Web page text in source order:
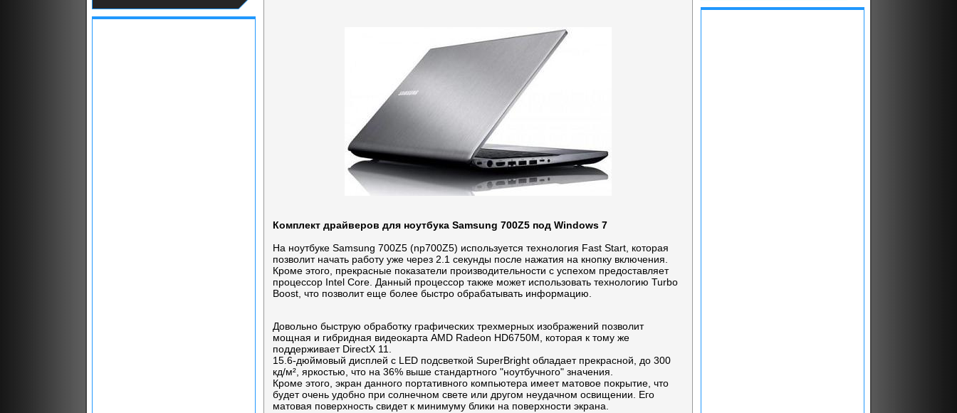
Комплект драйверов для ноутбука Samsung 700Z5 под Windows 7
На ноутбуке Samsung 700Z5 (np700Z5) используется технология Fast Start, которая
позволит начать работу уже через 2.1 секунды после нажатия на кнопку включения.
Кроме этого, прекрасные показатели производительности с успехом предоставляет
процессор Intel Core. Данный процессор также может использовать технологию Turbo
Boost, что позволит еще более быстро обрабатывать информацию.
Довольно быструю обработку графических трехмерных изображений позволит
мощная и гибридная видеокарта AMD Radeon HD6750M, которая к тому же
поддерживает DirectX 11.
15.6-дюймовый дисплей с LED подсветкой SuperBright обладает прекрасной, до 300
кд/м², яркостью, что на 36% выше стандартного "ноутбучного" значения.
Кроме этого, экран данного портативного компьютера имеет матовое покрытие, что
будет очень удобно при солнечном свете или другом неудачном освищении. Его
матовая поверхность свидет к минимуму блики на поверхности экрана.